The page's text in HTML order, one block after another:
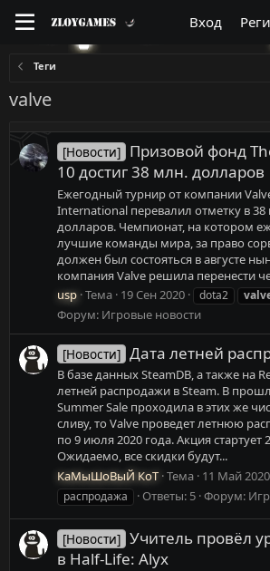
Вход
Теги
valve
[Новости] Призовой фонд
10 достиг 38 млн. долларов
Ежегодный турнир от компании
International перевалил отметку в
долларов. Чемпионат, на котором
лучшие команды мира, за право
должен был состояться в августе
компания Valve решила перенести
usp Тема 19 Сен 2020 dota2
Форум: Игровые новости
[Новости] Дата летней
В базе данных SteamDB, а также на
летней распродажи в Steam. В
Summer Sale проходила в этих же
сливу, то Valve проведет летнюю
по 9 июля 2020 года. Акция
Ожидаемо, все скидки будут...
КаМыШоВыЙ КоТ Тема 11 Май 2020
распродажа
Ответы: 5 Форум:
[Новости] Учитель провёл
в Half-Life: Alyx